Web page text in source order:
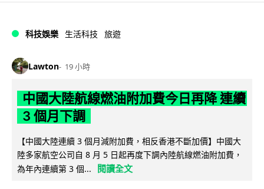
科技娛樂 生活科技 旅遊
Lawton 19 小時
中國大陸航線燃油附加費今日再降 連續
3 個月下調
【中國大陸連續 3 個月減附加費，相反香港不斷加價】中國大
陸多家航空公司自 8 月 5 日起再度下調內陸航線燃油附加費，
為年內連續第 3 個...
閱讀全文